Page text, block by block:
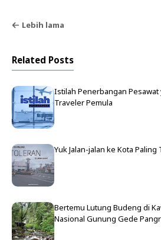
Lebih lama
Related Posts
Istilah Penerbangan
Traveler Pemula
Yuk Jalan-jalan ke Kota Paling
Bertemu Lutung Budeng di
Nasional Gunung Gede